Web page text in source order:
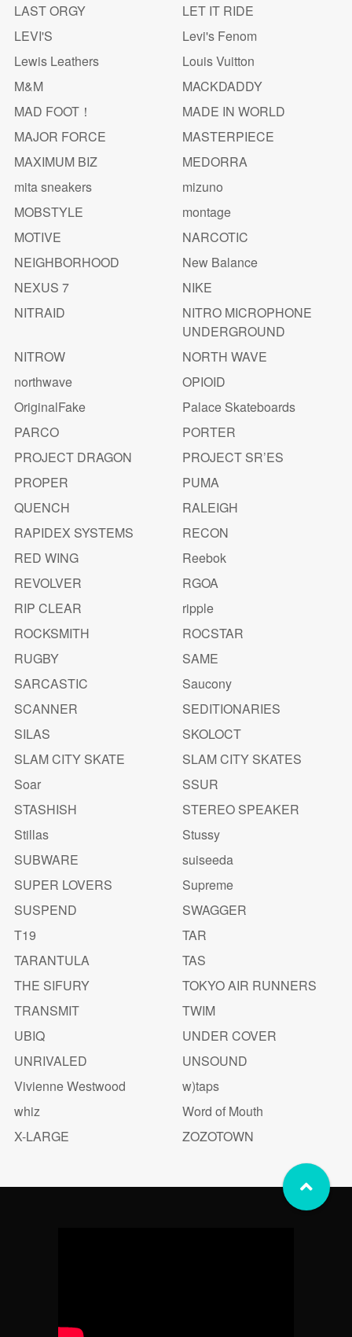
LAST ORGY
LET IT RIDE
LEVI'S
Levi's Fenom
Lewis Leathers
Louis Vuitton
M&M
MACKDADDY
MAD FOOT！
MADE IN WORLD
MAJOR FORCE
MASTERPIECE
MAXIMUM BIZ
MEDORRA
mita sneakers
mizuno
MOBSTYLE
montage
MOTIVE
NARCOTIC
NEIGHBORHOOD
New Balance
NEXUS 7
NIKE
NITRAID
NITRO MICROPHONE
UNDERGROUND
NITROW
NORTH WAVE
northwave
OPIOID
OriginalFake
Palace Skateboards
PARCO
PORTER
PROJECT DRAGON
PROJECT SR’ES
PROPER
PUMA
QUENCH
RALEIGH
RAPIDEX SYSTEMS
RECON
RED WING
Reebok
REVOLVER
RGOA
RIP CLEAR
ripple
ROCKSMITH
ROCSTAR
RUGBY
SAME
SARCASTIC
Saucony
SCANNER
SEDITIONARIES
SILAS
SKOLOCT
SLAM CITY SKATE
SLAM CITY SKATES
Soar
SSUR
STASHISH
STEREO SPEAKER
Stillas
Stussy
SUBWARE
suiseeda
SUPER LOVERS
Supreme
SUSPEND
SWAGGER
T19
TAR
TARANTULA
TAS
THE SIFURY
TOKYO AIR RUNNERS
TRANSMIT
TWIM
UBIQ
UNDER COVER
UNRIVALED
UNSOUND
Vivienne Westwood
w)taps
whiz
Word of Mouth
X-LARGE
ZOZOTOWN